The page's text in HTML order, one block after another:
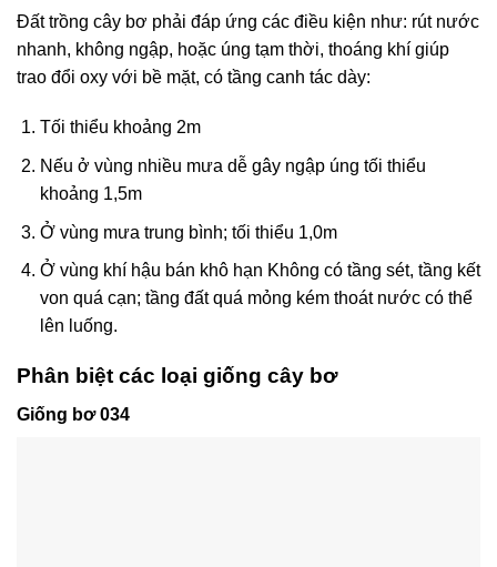
Đất trồng cây bơ phải đáp ứng các điều kiện như: rút nước
nhanh, không ngập, hoặc úng tạm thời, thoáng khí giúp
trao đổi oxy với bề mặt, có tầng canh tác dày:
Tối thiểu khoảng 2m
Nếu ở vùng nhiều mưa dễ gây ngập úng tối thiểu
khoảng 1,5m
Ở vùng mưa trung bình; tối thiểu 1,0m
Ở vùng khí hậu bán khô hạn Không có tầng sét, tầng kết
von quá cạn; tầng đất quá mỏng kém thoát nước có thể
lên luống.
Phân biệt các loại giống cây bơ
Giống bơ 034